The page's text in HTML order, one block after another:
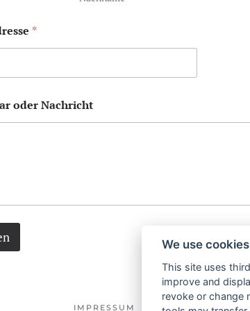
*
oder Nachricht
IMPRESSUM DATENSCHUTZ
We use
This site uses
improve and
revoke or change